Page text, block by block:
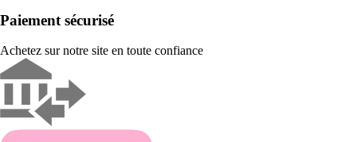
Paiement sécurisé
Achetez sur notre site en toute confiance